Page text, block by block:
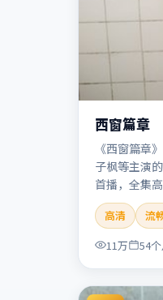
西窗篇章
《西窗篇章
子枫等主演
首播，全集
看点：画风
画爱好者。
「动漫」「
映」等关键
高清
流
11万
54